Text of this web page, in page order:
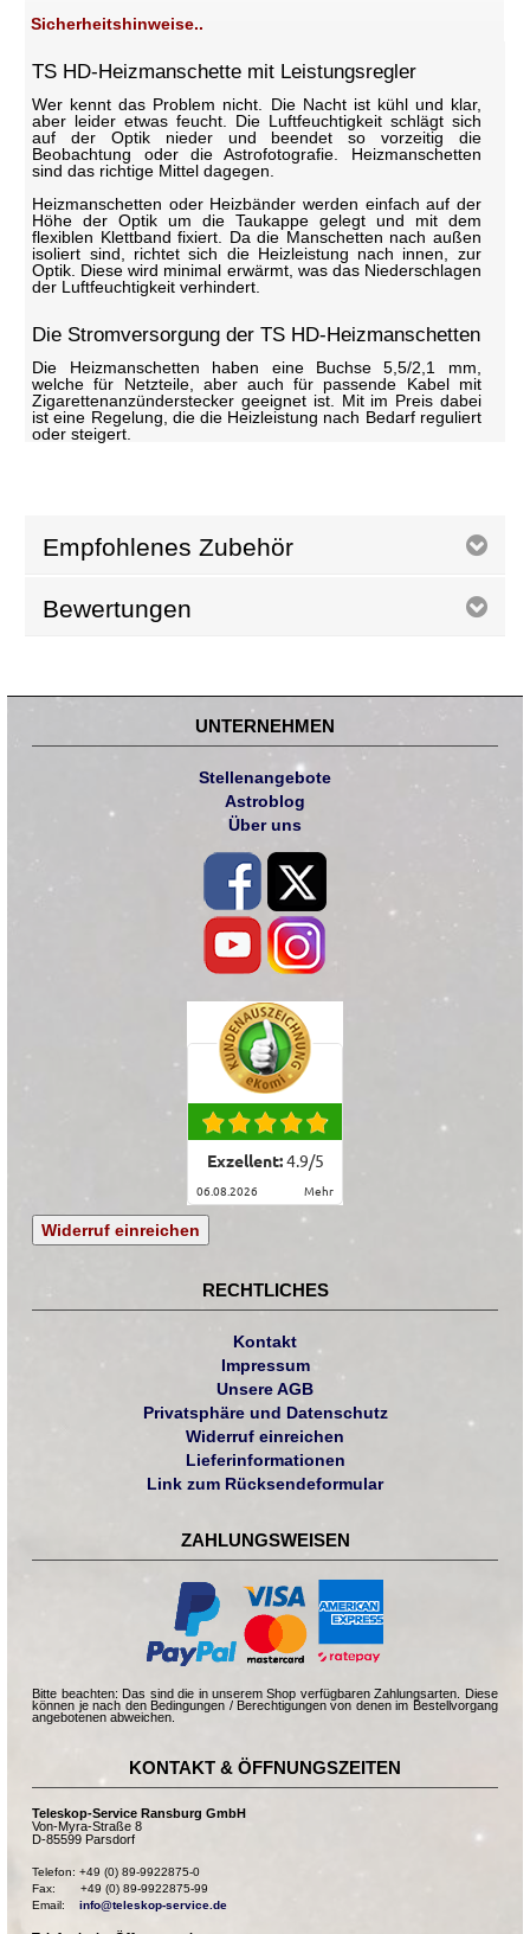
Sicherheitshinweise..
TS HD-Heizmanschette mit Leistungsregler
Wer kennt das Problem nicht. Die Nacht ist kühl und klar,
aber leider etwas feucht. Die Luftfeuchtigkeit schlägt sich
auf der Optik nieder und beendet so vorzeitig die
Beobachtung oder die Astrofotografie. Heizmanschetten
sind das richtige Mittel dagegen.
Heizmanschetten oder Heizbänder werden einfach auf der
Höhe der Optik um die Taukappe gelegt und mit dem
flexiblen Klettband fixiert. Da die Manschetten nach außen
isoliert sind, richtet sich die Heizleistung nach innen, zur
Optik. Diese wird minimal erwärmt, was das Niederschlagen
der Luftfeuchtigkeit verhindert.
Die Stromversorgung der TS HD-Heizmanschetten
Die Heizmanschetten haben eine Buchse 5,5/2,1 mm,
welche für Netzteile, aber auch für passende Kabel mit
Zigarettenanzünderstecker geeignet ist. Mit im Preis dabei
ist eine Regelung, die die Heizleistung nach Bedarf reguliert
oder steigert.
Empfohlenes Zubehör
Bewertungen
UNTERNEHMEN
Stellenangebote
Astroblog
Über uns
Exzellent:4.9/5
06.08.2026 mehr
Widerruf einreichen
RECHTLICHES
Kontakt
Impressum
Unsere AGB
Privatsphäre und Datenschutz
Widerruf einreichen
Lieferinformationen
Link zum Rücksendeformular
ZAHLUNGSWEISEN
Bitte beachten: Das sind die in unserem Shop verfügbaren Zahlungsarten. Diese
können je nach den Bedingungen / Berechtigungen von denen im Bestellvorgang
angebotenen abweichen.
KONTAKT & ÖFFNUNGSZEITEN
Teleskop-Service Ransburg GmbH
Von-Myra-Straße 8
D-85599 Parsdorf
Telefon: +49 (0) 89-9922875-0
Fax:       +49 (0) 89-9922875-99
Email: info@teleskop-service.de